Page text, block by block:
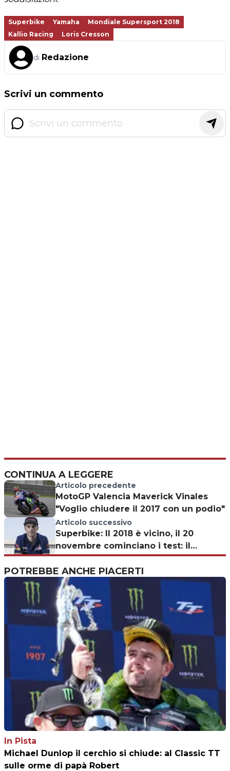
Superbike Yamaha
Mondiale Supersport 2018
Kallio Racing
Loris Cresson
di Redazione
Scrivi un commento
CONTINUA A LEGGERE
Articolo precedente
MotoGP Valencia Maverick Vinales
"Voglio chiudere il 2017 con un podio"
Articolo successivo
Superbike: Il 2018 è vicino, il 20
novembre cominciano i test: il
programma
POTREBBE ANCHE PIACERTI
In Pista
Michael Dunlop il cerchio si chiude: al Classic TT
sulle orme di papà Robert